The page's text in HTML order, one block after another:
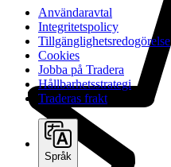
Användaravtal
Integritetspolicy
Tillgänglighetsredogörelse
Cookies
Jobba på Tradera
Hållbarhetsstrategi
Traderas frakt
Språk